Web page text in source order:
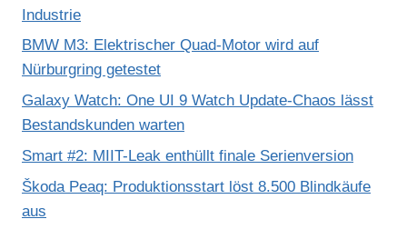
Industrie
BMW M3: Elektrischer Quad-Motor wird auf
Nürburgring getestet
Galaxy Watch: One UI 9 Watch Update-Chaos lässt
Bestandskunden warten
Smart #2: MIIT-Leak enthüllt finale Serienversion
Škoda Peaq: Produktionsstart löst 8.500 Blindkäufe
aus